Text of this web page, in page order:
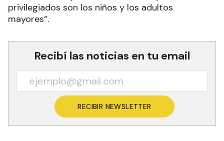
privilegiados son los niños y los adultos
mayores”.
Recibí las noticias en tu email
RECIBIR NEWSLETTER